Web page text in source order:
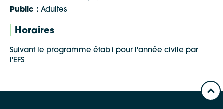
Public : Adultes
Horaires
Suivant le programme établi pour l'année civile par
l'EFS